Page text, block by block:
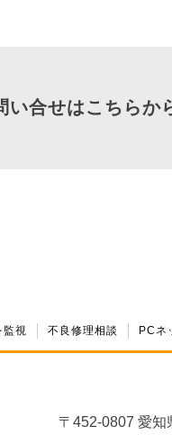
い合せはこちらか
監視 不良修理相談 PCネ
〒452-0807 愛知